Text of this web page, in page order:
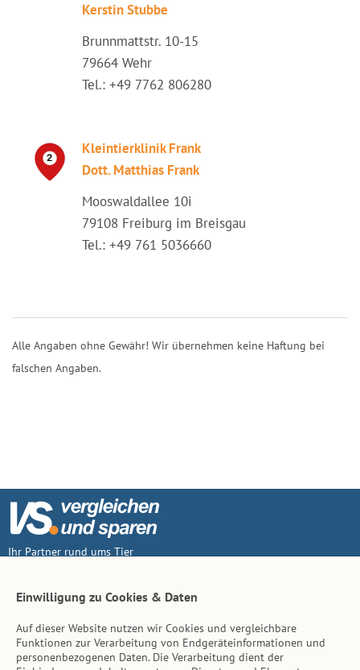
Kerstin Stubbe
Brunnmattstr. 10-15
79664 Wehr
Tel.: +49 7762 806280
Kleintierklinik Frank
Dott. Matthias Frank
Mooswaldallee 10i
79108 Freiburg im Breisgau
Tel.: +49 761 5036660
Alle Angaben ohne Gewähr! Wir übernehmen keine Haftung bei
falschen Angaben.
Ihr Partner rund ums Tier
Inhalt
Einwilligung zu Cookies & Daten
Auf dieser Website nutzen wir Cookies und vergleichbare
Funktionen zur Verarbeitung von Endgeräteinformationen und
personenbezogenen Daten. Die Verarbeitung dient der